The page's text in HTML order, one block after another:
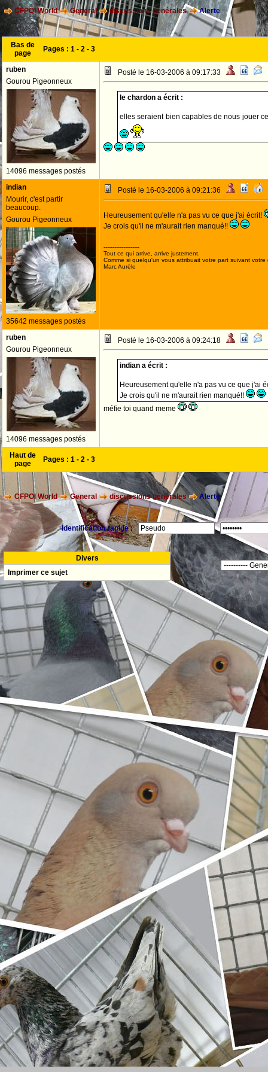
CFPOI World General discussions générales Alerte
Bas de
page
Pages : 1 - 2 - 3
ruben
Gourou Pigeonneux
14096 messages postés
Posté le 16-03-2006 à 09:17:33
le chardon a écrit :
elles seraient bien capables de nous jouer
indian
Mourir, c'est partir
beaucoup.
Gourou Pigeonneux
35642 messages postés
Posté le 16-03-2006 à 09:21:36
Heureusement qu'elle n'a pas vu ce que j'ai écrit!
Je crois qu'il ne m'aurait rien manqué!!
--------------------
Tout ce qui arrive, arrive justement.
Comme si quelqu'un vous attribuait votre part suivant votre
Marc Aurèle
ruben
Gourou Pigeonneux
14096 messages postés
Posté le 16-03-2006 à 09:24:18
indian a écrit :
Heureusement qu'elle n'a pas vu ce que j'ai
Je crois qu'il ne m'aurait rien manqué!!
méfie toi quand meme
Haut de
page
Pages : 1 - 2 - 3
CFPOI World General discussions générales Alerte
Identification rapide :
Divers
Imprimer ce sujet